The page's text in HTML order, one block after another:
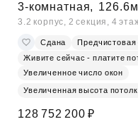
3-комнатная,
3.2 корпус, 2 секция, 4
Сдана
Предчистовая
Живите сейчас - платите
Увеличенное число окон
Увеличенная высота
128 752 200 ₽